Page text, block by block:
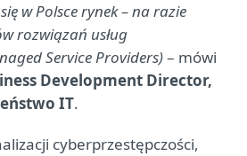
w Polsce rynek – na razie
rozwiązań usług
Service Providers)– mówi
Development Director,
IT.
cyberprzestępczości,